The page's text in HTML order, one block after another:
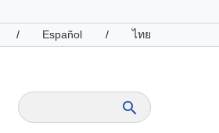
/ Español / ไทย